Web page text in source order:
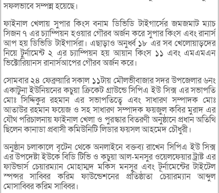
সফলভাবে সম্পন্ন হয়েছে।
ফাইনাল খেলায় সুপার কিংস বনাম ডিভিডি টাইগার্সের জমজমাট ম্যাচ
সিজন ৭ এর চ্যাম্পিয়ন হওয়ার গৌরব অর্জন করে সুপার কিংস এবং রানার্স
আপ হয় ডিভিডি টাইগার্সরা। এছাড়াও অনুর্ধ্ব ১৮ এর সব খেলোয়াড়দের
নিয়ে টুর্নামেন্ট ২ এর চ্যাম্পিয়ন হয় আয়ান কিংস ১১ এবং এমএমএন
ভিক্টোরিয়ানস রানার্সআপের গৌরব অর্জন করে।
সোমবার ২৪ ফেব্রুয়ারি সকাল ১১টায় মৌলভীবাজার সদর উপজেলার ৬নং
একাটুনা ইউনিয়নের কচুয়া ক্রিকেট গ্রাউন্ডে সিপিএ ইউ সিক্স এর সভাপতি
মোঃ সিদ্দিকুর রহমান এর সভাপতিত্বে এবং সাধারণ সম্পাদক মোঃ
আতাউর রহমান ফয়েজ ও সহ সাধারণ সম্পাদক ফয়জুল কবির মুরাদ এর
যৌথ পরিচালনায় ফাইনাল খেলা ও পুরস্কার বিতরণী অনুষ্ঠানে প্রধান অতিথি
ছিলেন কানাডা প্রবাসী কমিউনিটি লিডার ফয়সল আহমেদ চৌধুরী।
অনুষ্ঠান চলাকালে বৃটেন থেকে অনলাইনে বক্তব্য রাখেন সিপিএ ইউ সিক্স
এর উপদেষ্টা ইউকে বিডি টিভি ও কচুয়া আল-মনসুর ওয়েলফেয়ার ট্রাষ্ট এর
ফাউন্ডার্স চেয়ারম্যান মোহাম্মদ মকিস মনসুর এবং টূর্নামেন্টের টাইটেল
স্পন্সর সাব্বির করিম ফাউন্ডেশনের প্রতিষ্ঠাতা চেয়ারম্যান আব্দুল
মোসাব্বির করিম সাব্বির।